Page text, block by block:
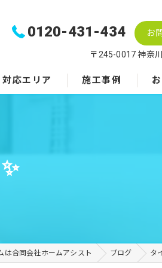
0120-431-434 お
〒245-0017 神奈
対応エリア 施工事例
は合同会社ホームアシスト ブログ タ